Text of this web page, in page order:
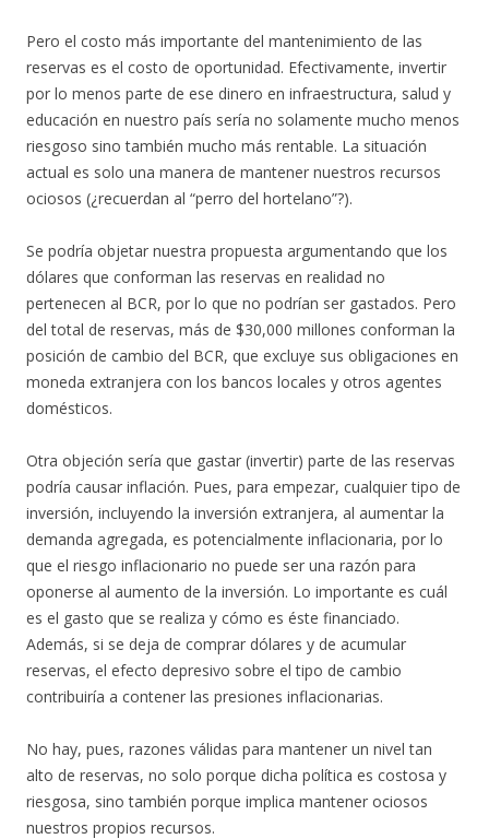
Pero el costo más importante del mantenimiento de las
reservas es el costo de oportunidad. Efectivamente, invertir
por lo menos parte de ese dinero en infraestructura, salud y
educación en nuestro país sería no solamente mucho menos
riesgoso sino también mucho más rentable. La situación
actual es solo una manera de mantener nuestros recursos
ociosos (¿recuerdan al “perro del hortelano”?).
Se podría objetar nuestra propuesta argumentando que los
dólares que conforman las reservas en realidad no
pertenecen al BCR, por lo que no podrían ser gastados. Pero
del total de reservas, más de $30,000 millones conforman la
posición de cambio del BCR, que excluye sus obligaciones en
moneda extranjera con los bancos locales y otros agentes
domésticos.
Otra objeción sería que gastar (invertir) parte de las reservas
podría causar inflación. Pues, para empezar, cualquier tipo de
inversión, incluyendo la inversión extranjera, al aumentar la
demanda agregada, es potencialmente inflacionaria, por lo
que el riesgo inflacionario no puede ser una razón para
oponerse al aumento de la inversión. Lo importante es cuál
es el gasto que se realiza y cómo es éste financiado.
Además, si se deja de comprar dólares y de acumular
reservas, el efecto depresivo sobre el tipo de cambio
contribuiría a contener las presiones inflacionarias.
No hay, pues, razones válidas para mantener un nivel tan
alto de reservas, no solo porque dicha política es costosa y
riesgosa, sino también porque implica mantener ociosos
nuestros propios recursos.